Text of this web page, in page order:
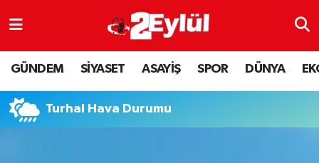
GÜNDEM SİYASET ASAYİŞ SPOR DÜNYA
Turhal Hava Durumu
ASAYİŞ
DÜNYA
EKONOMİ
Nöbetçi Eczaneler
Hava Durumu
Eskişehir Namaz Vakitleri